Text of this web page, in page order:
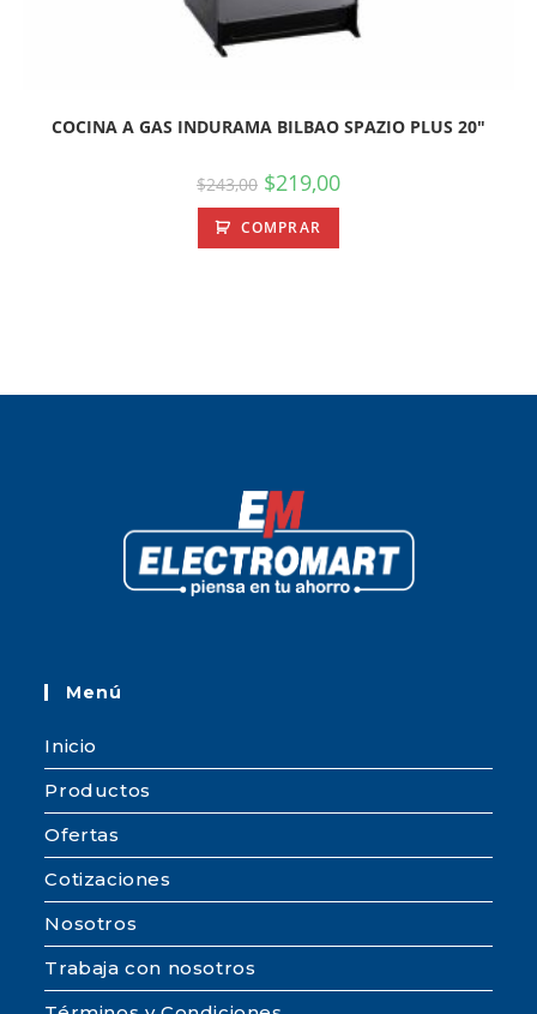
COCINA A GAS INDURAMA BILBAO SPAZIO PLUS 20″
$243,00 $219,00
COMPRAR
Menú
Inicio
Productos
Ofertas
Cotizaciones
Nosotros
Trabaja con nosotros